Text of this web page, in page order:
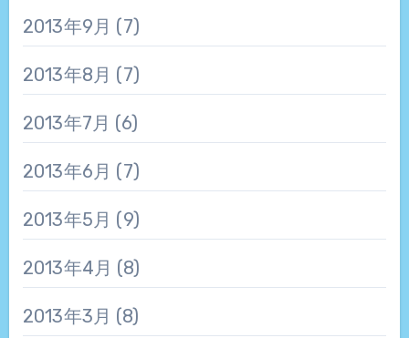
2013年9月 (7)
2013年8月 (7)
2013年7月 (6)
2013年6月 (7)
2013年5月 (9)
2013年4月 (8)
2013年3月 (8)